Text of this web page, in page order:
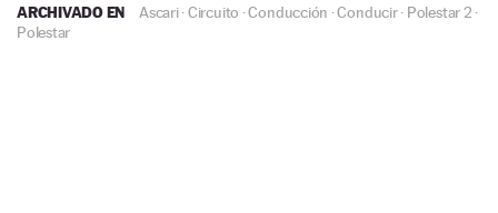
ARCHIVADO EN Ascari·Circuito ·Conducción ·Conducir· Polestar 2 ·
Polestar